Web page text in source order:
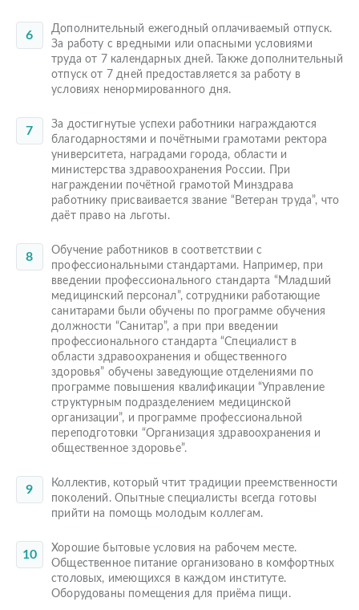
Дополнительный ежегодный оплачиваемый отпуск.
За работу с вредными или опасными условиями
труда от 7 календарных дней. Также дополнительный
отпуск от 7 дней предоставляется за работу в
условиях ненормированного дня.
За достигнутые успехи работники награждаются
благодарностями и почётными грамотами ректора
университета, наградами города, области и
министерства здравоохранения России. При
награждении почётной грамотой Минздрава
работнику присваивается звание “Ветеран труда”, что
даёт право на льготы.
Обучение работников в соответствии с
профессиональными стандартами. Например, при
введении профессионального стандарта “Младший
медицинский персонал”, сотрудники работающие
санитарами были обучены по программе обучения
должности “Санитар”, а при при введении
профессионального стандарта “Специалист в
области здравоохранения и общественного
здоровья” обучены заведующие отделениями по
программе повышения квалификации “Управление
структурным подразделением медицинской
организации”, и программе профессиональной
переподготовки “Организация здравоохранения и
общественное здоровье”.
Коллектив, который чтит традиции преемственности
поколений. Опытные специалисты всегда готовы
прийти на помощь молодым коллегам.
Хорошие бытовые условия на рабочем месте.
Общественное питание организовано в комфортных
столовых, имеющихся в каждом институте.
Оборудованы помещения для приёма пищи.